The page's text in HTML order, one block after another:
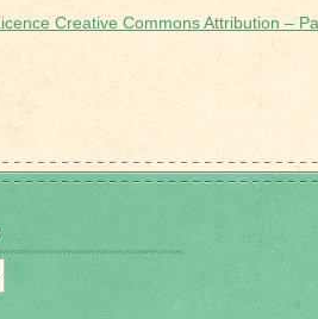
Creative Commons Attribution –